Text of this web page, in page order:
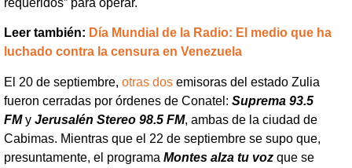
Leer también: Día Mundial de la Radio: El medio que ha
luchado contra la censura en Venezuela
El 20 de septiembre, otras dos emisoras del estado Zulia
fueron cerradas por órdenes de Conatel: Suprema 93.5
FMy Jerusalén Stereo 98.5 FM, ambas de la ciudad de
Cabimas. Mientras que el 22 de septiembre se supo que,
presuntamente, el programa Montes alza tu voz que se